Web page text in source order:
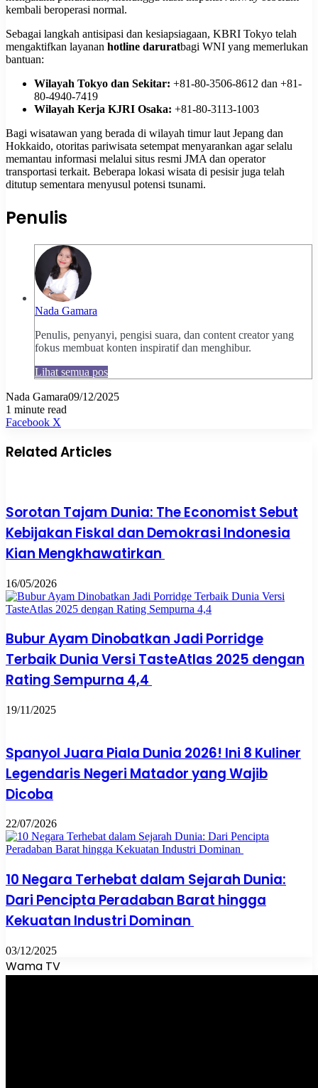
kembali beroperasi normal.
Sebagai langkah antisipasi dan kesiapsiagaan, KBRI Tokyo telah
mengaktifkan layanan hotline daruratbagi WNI yang memerlukan
bantuan:
Wilayah Tokyo dan Sekitar: +81-80-3506-8612 dan +81-
80-4940-7419
Wilayah Kerja KJRI Osaka: +81-80-3113-1003
Bagi wisatawan yang berada di wilayah timur laut Jepang dan
Hokkaido, otoritas pariwisata setempat menyarankan agar selalu
memantau informasi melalui situs resmi JMA dan operator
transportasi terkait. Beberapa lokasi wisata di pesisir juga telah
ditutup sementara menyusul potensi tsunami.
Penulis
Nada Gamara
Penulis, penyanyi, pengisi suara, dan content creator yang
fokus membuat konten inspiratif dan menghibur.
Lihat semua pos
Nada Gamara09/12/2025
1 minute read
Facebook X
Email
Related Articles
Sorotan Tajam Dunia: The Economist Sebut
Kebijakan Fiskal dan Demokrasi Indonesia
Kian Mengkhawatirkan
16/05/2026
Bubur Ayam Dinobatkan Jadi Porridge
Terbaik Dunia Versi TasteAtlas 2025 dengan
Rating Sempurna 4,4
19/11/2025
Spanyol Juara Piala Dunia 2026! Ini 8 Kuliner
Legendaris Negeri Matador yang Wajib
Dicoba
22/07/2026
10 Negara Terhebat dalam Sejarah Dunia:
Dari Pencipta Peradaban Barat hingga
Kekuatan Industri Dominan
03/12/2025
Wama TV